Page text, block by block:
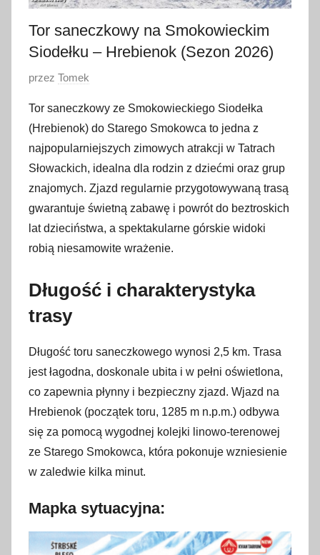
Tor saneczkowy na Smokowieckim
Siodełku – Hrebienok (Sezon 2026)
O
u
b
l
i
k
o
w
a
o
2
2
u
t
e
g
o
2
0
6
przez Tomek
Tor saneczkowy ze Smokowieckiego Siodełka
(Hrebienok) do Starego Smokowca to jedna z
najpopularniejszych zimowych atrakcji w Tatrach
Słowackich, idealna dla rodzin z dziećmi oraz grup
znajomych. Zjazd regularnie przygotowywaną trasą
gwarantuje świetną zabawę i powrót do beztroskich
lat dzieciństwa, a spektakularne górskie widoki
robią niesamowite wrażenie.
Długość i charakterystyka
trasy
Długość toru saneczkowego wynosi 2,5 km. Trasa
jest łagodna, doskonale ubita i w pełni oświetlona,
co zapewnia płynny i bezpieczny zjazd. Wjazd na
Hrebienok (początek toru, 1285 m n.p.m.) odbywa
się za pomocą wygodnej kolejki linowo-terenowej
ze Starego Smokowca, która pokonuje wzniesienie
w zaledwie kilka minut.
Mapka sytuacyjna: